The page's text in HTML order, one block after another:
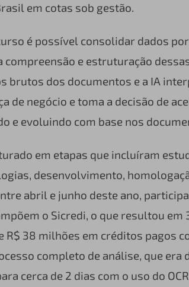
em cotas sob gestão.
é possível consolidar dados
compreensão e estruturação
brutos dos documentos e a IA
de negócio e toma a decisão de
e evoluindo com base nos
em etapas que incluíram
desenvolvimento,
abril e junho deste ano,
o Sicredi, o que resultou em
R$ 38 milhões em créditos pagos
completo de análise, que era
cerca de 2 dias com o uso do